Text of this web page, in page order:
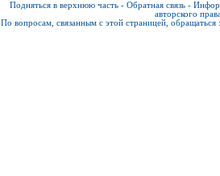
Подняться в верхнюю часть - Обратная связь -
авторского
По вопросам, связанным с этой страницей, обращаться :